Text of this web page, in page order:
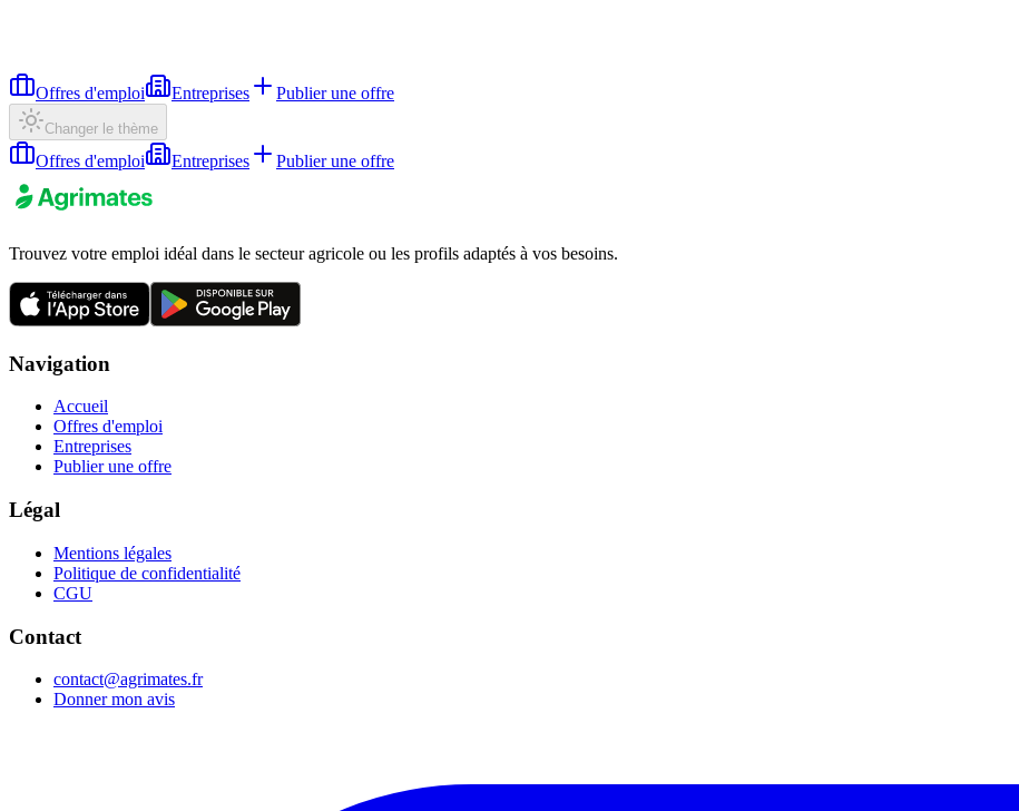
Offres d'emploi Entreprises Publier une offre
Changer le thème
Offres d'emploi Entreprises Publier une offre
Trouvez votre emploi idéal dans le secteur agricole ou les profils adaptés à vos besoins.
Navigation
Accueil
Offres d'emploi
Entreprises
Publier une offre
Légal
Mentions légales
Politique de confidentialité
CGU
Contact
contact@agrimates.fr
Donner mon avis